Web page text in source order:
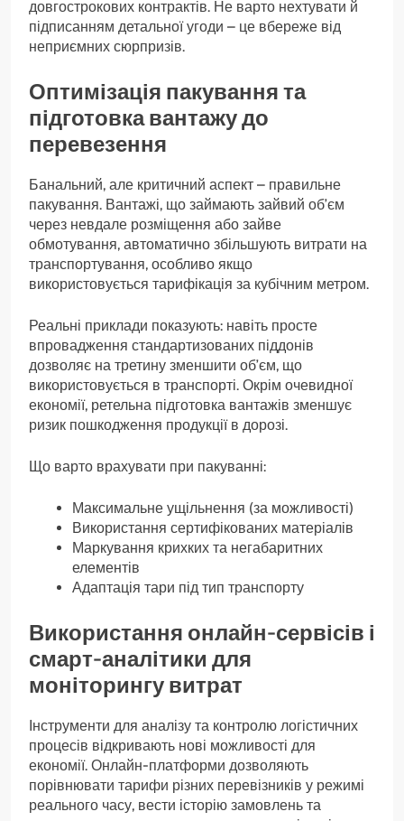
довгострокових контрактів. Не варто нехтувати й
підписанням детальної угоди – це вбереже від
неприємних сюрпризів.
Оптимізація пакування та
підготовка вантажу до
перевезення
Банальний, але критичний аспект – правильне
пакування. Вантажі, що займають зайвий об’єм
через невдале розміщення або зайве
обмотування, автоматично збільшують витрати на
транспортування, особливо якщо
використовується тарифікація за кубічним метром.
Реальні приклади показують: навіть просте
впровадження стандартизованих піддонів
дозволяє на третину зменшити об’єм, що
використовується в транспорті. Окрім очевидної
економії, ретельна підготовка вантажів зменшує
ризик пошкодження продукції в дорозі.
Що варто врахувати при пакуванні:
Максимальне ущільнення (за можливості)
Використання сертифікованих матеріалів
Маркування крихких та негабаритних
елементів
Адаптація тари під тип транспорту
Використання онлайн-сервісів і
смарт-аналітики для
моніторингу витрат
Інструменти для аналізу та контролю логістичних
процесів відкривають нові можливості для
економії. Онлайн-платформи дозволяють
порівнювати тарифи різних перевізників у режимі
реального часу, вести історію замовлень та